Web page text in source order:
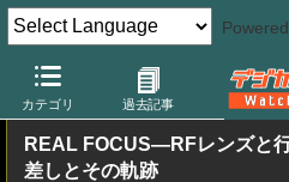
カテゴリ 過去記事
デジカメ Watch レンズ 交換レ
REAL FOCUS—RFレンズと
差しとその軌跡